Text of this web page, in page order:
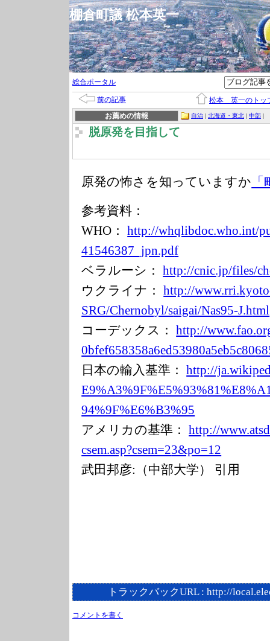
棚倉町議 松本英一
総合ポータル
前の記事
松本 英一のトッ
お薦めの情報
自治 | 北海道・東北 | 中部 |
脱原発を目指して
原発の怖さを知っていますか
参考資料：
WHO：http://whqlibdoc.who.int/
41546387_jpn.pdf
ベラルーシ：http://cnic.jp/files/
ウクライナ：http://www.rri.
SRG/Chernobyl/saigai/Nas95-J.html
コーデックス：http://www.fao.
0bfef658358a6ed53980a5eb5c80
日本の輸入基準：http://ja.wikip
E9%A3%9F%E5%93%
94%9F%E6%B3%95
アメリカの基準：http://www.atsd
csem.asp?csem=23&po=12
武田邦彦:（中部大学） 引用
トラックバックURL : http://
コメントを書く